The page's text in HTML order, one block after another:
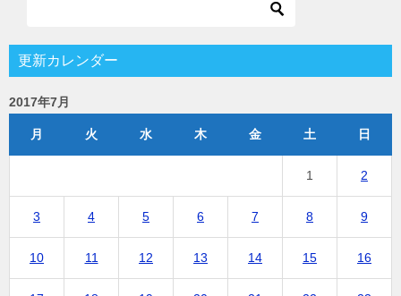
更新カレンダー
2017年7月
月 火 水 木 金 土 日
1 2
3 4 5 6 7 8 9
10 11 12 13 14 15 16